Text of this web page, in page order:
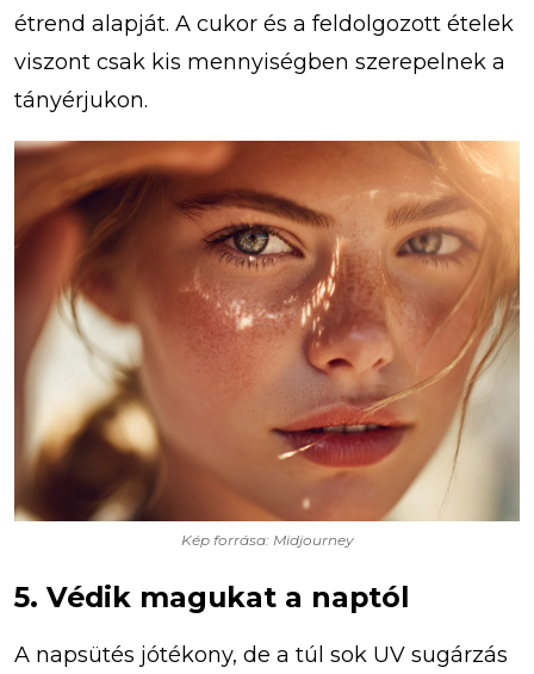
étrend alapját. A cukor és a feldolgozott ételek
viszont csak kis mennyiségben szerepelnek a
tányérjukon.
Kép forrása: Midjourney
5. Védik magukat a naptól
A napsütés jótékony, de a túl sok UV sugárzás